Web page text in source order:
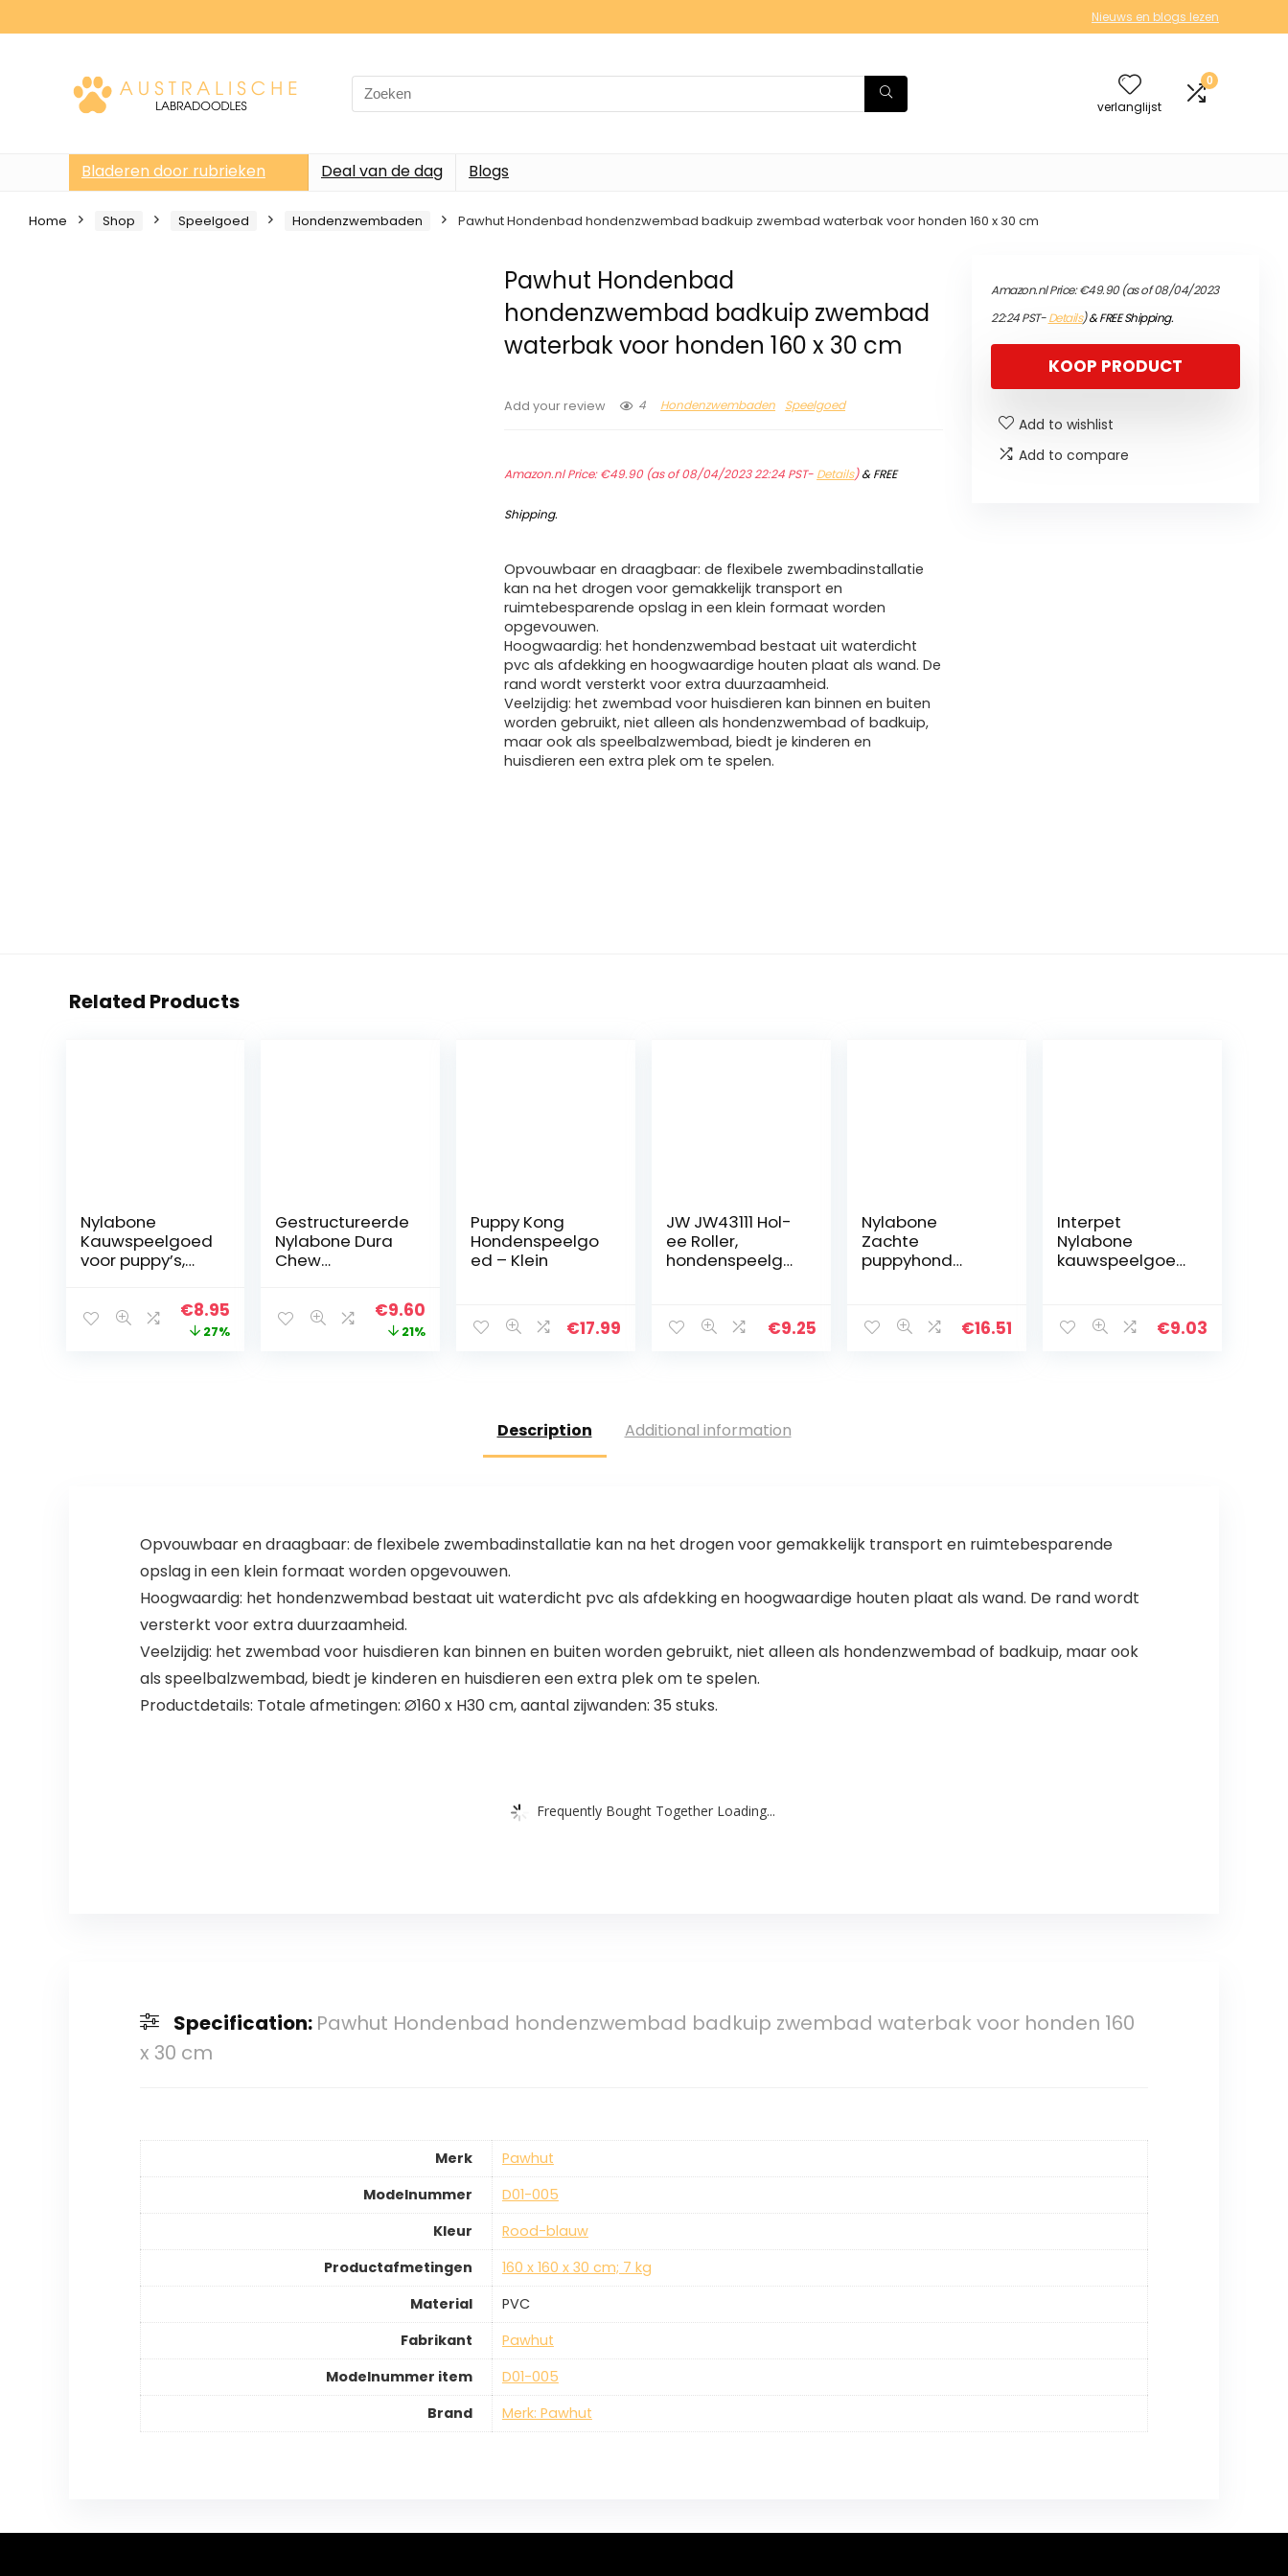
Nieuws en blogs lezen
Search
for:
verlanglijst
0
Bladeren door rubrieken Deal van de dag Blogs
Home Shop Speelgoed Hondenzwembaden Pawhut Hondenbad hondenzwembad badkuip zwembad waterbak voor honden 160 x 30 cm
Pawhut Hondenbad
hondenzwembad badkuip zwembad
waterbak voor honden 160 x 30 cm
Add your review 4 Hondenzwembaden Speelgoed
Amazon.nl Price:€49.90(as of 08/04/2023 22:24 PST- Details)&FREE
Shipping.
Opvouwbaar en draagbaar: de flexibele zwembadinstallatie
kan na het drogen voor gemakkelijk transport en
ruimtebesparende opslag in een klein formaat worden
opgevouwen.
Hoogwaardig: het hondenzwembad bestaat uit waterdicht
pvc als afdekking en hoogwaardige houten plaat als wand. De
rand wordt versterkt voor extra duurzaamheid.
Veelzijdig: het zwembad voor huisdieren kan binnen en buiten
worden gebruikt, niet alleen als hondenzwembad of badkuip,
maar ook als speelbalzwembad, biedt je kinderen en
huisdieren een extra plek om te spelen.
Amazon.nl Price:€49.90(as of 08/04/2023
22:24 PST-Details)&FREE Shipping.
KOOP PRODUCT
Add to wishlist
Add to compare
Related Products
Nylabone
Kauwspeelgoed
voor puppy’s,
van rundvlees,
smaak hond Original
price
€8.95 Current
price
27%
Gestructureerde
Nylabone Dura
Chew
power-chhew –
kauwbotten
Original
price
€9.60
price
21%
Puppy Kong
Hondenspeelgo
ed – Klein
€17.99
JW JW43111 Hol-
ee Roller,
hondenspeelgo
€9.25
Nylabone
Zachte
puppyhond
sleutels, spek
smaak, medium
€16.51
Interpet
Nylabone
kauwspeelgoed
structuurbotten
van rund- en€9.03
Description Additional information
Opvouwbaar en draagbaar: de flexibele zwembadinstallatie kan na het drogen voor gemakkelijk transport en ruimtebesparende
opslag in een klein formaat worden opgevouwen.
Hoogwaardig: het hondenzwembad bestaat uit waterdicht pvc als afdekking en hoogwaardige houten plaat als wand. De rand wordt
versterkt voor extra duurzaamheid.
Veelzijdig: het zwembad voor huisdieren kan binnen en buiten worden gebruikt, niet alleen als hondenzwembad of badkuip, maar ook
als speelbalzwembad, biedt je kinderen en huisdieren een extra plek om te spelen.
Productdetails: Totale afmetingen: Ø160 x H30 cm, aantal zijwanden: 35 stuks.
Frequently Bought Together Loading...
Specification: Pawhut Hondenbad hondenzwembad badkuip zwembad waterbak voor honden 160
x 30 cm
Merk
‎Pawhut
Modelnummer
‎D01-005
Kleur
‎Rood-blauw
Productafmetingen
‎160 x 160 x 30 cm; 7 kg
Material
‎PVC
Fabrikant
‎Pawhut
Modelnummer item
‎D01-005
Brand
Merk: Pawhut